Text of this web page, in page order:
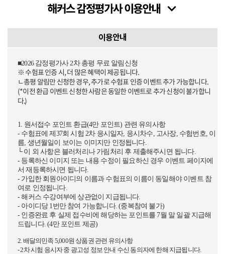
이용안내
■2026 감정평가사 2차 총평 무료 알림신청
※ 수험표 인증 시, 더 많은 혜택이 제공됩니다.
ㄴ총평 알림만 신청한 경우, 추가로 수험표 인증 이벤트 추가 가능합니다.
(*이전 환급 이벤트 신청한 사람은 동일한 이벤트로 추가 신청이 불가합니
다.)
1. 원서접수 포인트 환급(4만 포인트) 관련 유의사항
- 수험표에 제37회 시험 2차 응시일자, 응시차수, 고사장, 수험번호, 이
름, 생년월일이 보이는 이미지만 인정됩니다.
└ 이 외 사항은 블러처리나 가림처리 후 제출해주시면 됩니다.
- 등록하신 이미지 또는 내용 수정이 필요하신 경우 이벤트 페이지에
서 재등록하시면 됩니다.
- 가입한 회원아이디의 이름과 수험표의 이름이 동일해야 이벤트 참
여로 인정됩니다.
- 해커스 수강여부에 상관없이 지급됩니다.
- 아이디당 1번만 참여 가능합니다. (중복참여 불가)
- 인증완료 후 실제 접수비에 해당하는 포인트를 7월 말 일괄 지급해
드립니다. (4만 포인트 제공)
2. 배달의민족 5,000원 상품권 관련 유의사항
- 2차 시험 응시자 중 광고성 정보 안내 수신 동의자에 한해 지급됩니다.